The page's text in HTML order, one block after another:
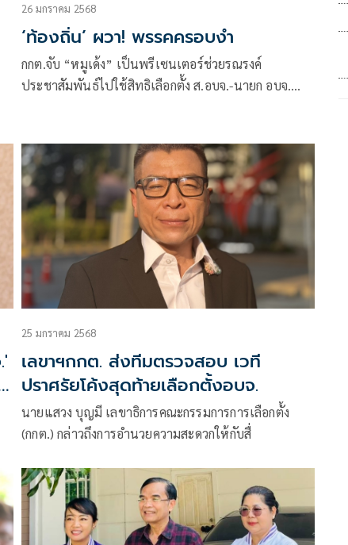
26 มกราคม 2568
‘ท้องถิ่น’ ผวา! พรรคครอบงำ
กกต.จับ “หมูเด้ง” เป็นพรีเซนเตอร์ช่วยรณรงค์
ประชาสัมพันธ์ไปใช้สิทธิเลือกตั้ง ส.อบจ.-นายก อบจ.
25 มกราคม 2568
เลขาฯกกต. ส่งทีมตรวจสอบ เวที
ปราศรัยโค้งสุดท้ายเลือกตั้งอบจ.
นายแสวง บุญมี เลขาธิการคณะกรรมการการเลือกตั้ง
(กกต.) กล่าวถึงการอำนวยความสะดวกให้กับสื่